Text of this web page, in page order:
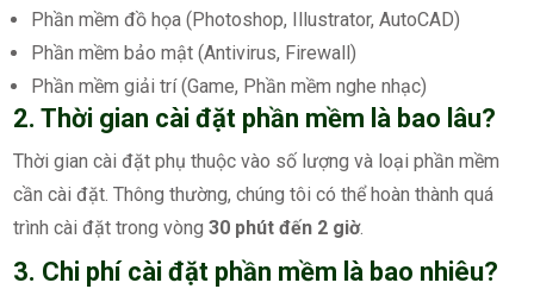
Phần mềm đồ họa (Photoshop, Illustrator, AutoCAD)
Phần mềm bảo mật (Antivirus, Firewall)
Phần mềm giải trí (Game, Phần mềm nghe nhạc)
2. Thời gian cài đặt phần mềm là bao lâu?
Thời gian cài đặt phụ thuộc vào số lượng và loại phần mềm
cần cài đặt. Thông thường, chúng tôi có thể hoàn thành quá
trình cài đặt trong vòng30 phút đến 2 giờ.
3. Chi phí cài đặt phần mềm là bao nhiêu?